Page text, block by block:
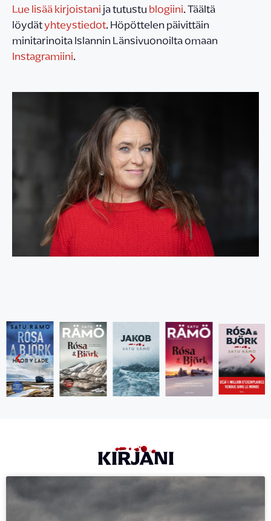
Lue lisää kirjoistanija tutustublogiini. Täältä
löydätyhteystiedot. Höpöttelen päivittäin
minitarinoita Islannin Länsivuonoilta omaan
Instagramiini.
KIRJANI